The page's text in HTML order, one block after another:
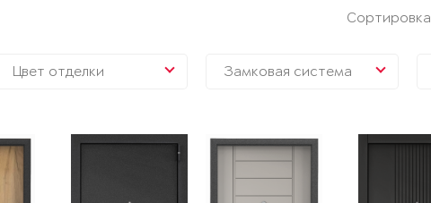
Сортировка
Цвет отделки Замковая система